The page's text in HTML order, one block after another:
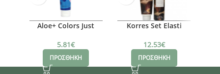
Aloe+ Colors Just
150ml
5.81€
ΠΡΟΣΘΗΚΗ
Korres Set Elasti
Βανίλια Κάστανο,
400ml + Renewing
Body Cleanser
Ενυδατικό
12.53€
ΠΡΟΣΘΗΚΗ